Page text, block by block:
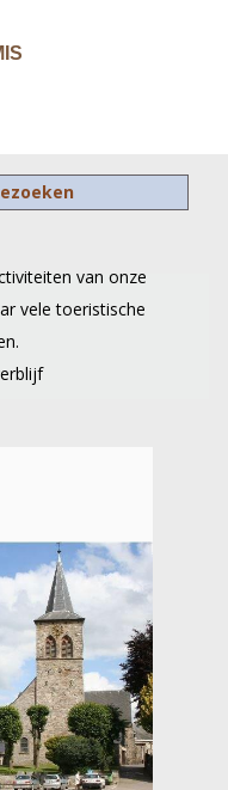
van onze
vele toeristische